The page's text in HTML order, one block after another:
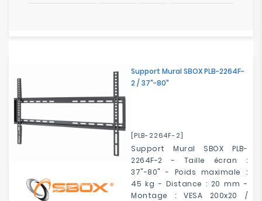
Support Mural SBOX PLB-2264F-
2 / 37"-80"
[PLB-2264F-2]
Support Mural SBOX PLB-
2264F-2 - Taille écran :
37"-80" - Poids maximale :
45 kg - Distance : 20 mm -
Montage : VESA 200x20 /